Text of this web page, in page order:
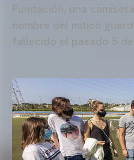
Fundación, una
nombre del mítico
fallecido el pasado 5 de